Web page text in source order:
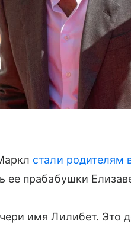
стали родителям
ее прабабушки
имя Лилибет. Это